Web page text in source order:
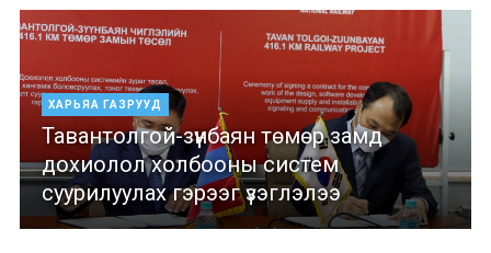
ХАРЬЯА ГАЗРУУД
Тавантолгой-зүүнбаян төмөр замд
дохиолол холбооны систем
суурилуулах гэрээг үзэглэлээ